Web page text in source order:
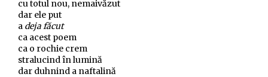
cu totul nou, nemaivăzut
dar ele put
a deja făcut
ca acest poem
ca o rochie crem
stralucind în lumină
dar duhnind a naftalină